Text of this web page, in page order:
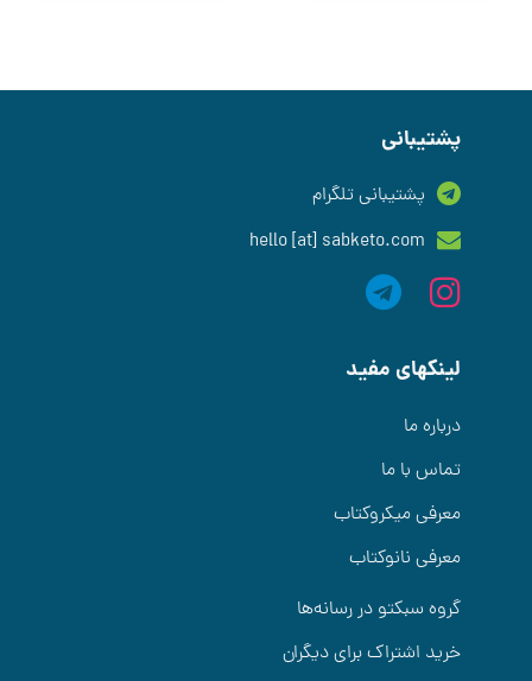
پشتیبانی
پشتیبانی تلگرام
hello [at] sabketo.com
لینکهای مفید
درباره ما
تماس با ما
معرفی میکروکتاب
معرفی نانوکتاب
گروه سبکتو در رسانه‌ها
خرید اشتراک برای دیگران